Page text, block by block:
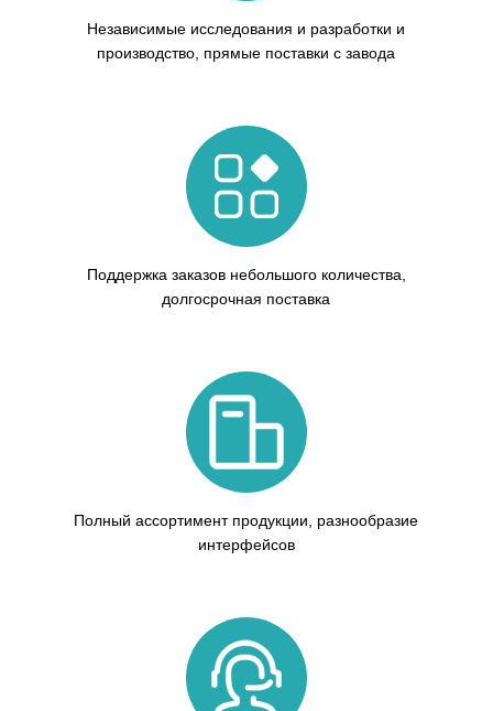
Независимые исследования и разработки и
производство, прямые поставки с завода
Поддержка заказов небольшого количества,
долгосрочная поставка
Полный ассортимент продукции, разнообразие
интерфейсов